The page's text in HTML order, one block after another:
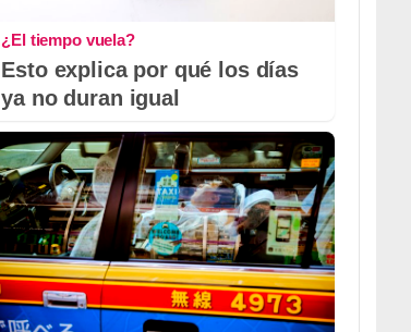
¿El tiempo vuela?
Esto explica por qué los días
ya no duran igual